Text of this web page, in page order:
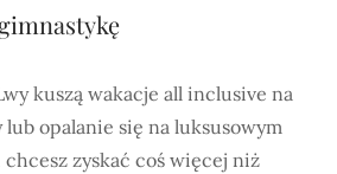
kuszą wakacje all inclusive na
opalanie się na luksusowym
zyskać coś więcej niż